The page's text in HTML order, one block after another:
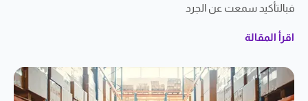
فبالتأكيد سمعت عن الجرد
اقرأ المقالة